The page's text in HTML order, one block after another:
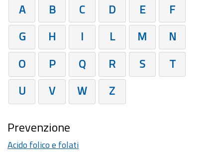
A B C D E
F
G
H I L M
N
O
P Q R S
T
U
V W Z
Prevenzione
Acido folico e folati